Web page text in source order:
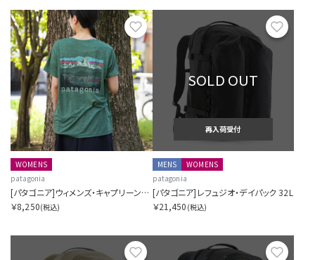
お気に入り
WOMENS
patagonia
[パタゴニア]ウィメンズ・キャプリーン・クール・デイリー・シャツ（フィッツロイ・フットヒルズ）
￥8,250(税込)
SOLD OUT
再入荷受付
MENS
WOMENS
patagonia
[パタゴニア]レフュジオ・デイパック 32L
￥21,450 (税込)
お気に入り